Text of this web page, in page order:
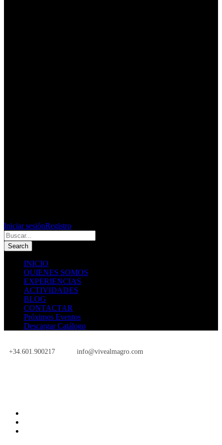
Iniciar sesiónRegistro
INICIO
QUIENES SOMOS
EXPERIENCIAS
ACTIVIDADES
BLOG
CONTACTAR
Próximos Eventos
Descargar Catálogo
+34.601.900217
info@vivealmagro.com